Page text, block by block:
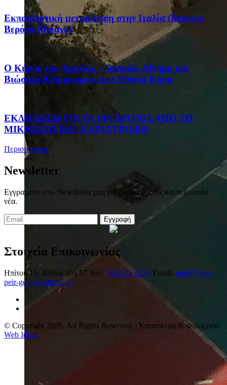
Eκπαιδευτική μετακίνηση στην Ιταλία (Βενετία-
Βερόνα-Μιλάνο)
Ο Κήπος της Αμαλίας – Ιστορία, Μνήμη και
Βιώσιμη Κληρονομιά στον Εθνικό Κήπο
ΕΚΔΗΛΩΣΗ ΓΙΑ ΤΑ 100 ΧΡΟΝΙΑ ΑΠΟ ΤΗ
ΜΙΚΡΑΣΙΑΤΙΚΗ ΚΑΤΑΣΤΡΟΦΗ
Περισσότερα
Newsletter
Εγγραφείτε στο Newsletter μας για ανακοινώσεις και τελευταία
νέα.
Εγγραφή
Στοιχεία Επικοινωνίας
Ηπίτου 15, Αθήνα 105 57 Τηλ: 21 0322 1687 Email: mail@1lyk-
peir-gennad.att.sch.gr
© Copyright 2026. All Rights Reserved. | Κατασκευή & Φιλοξενία
Web Ideas